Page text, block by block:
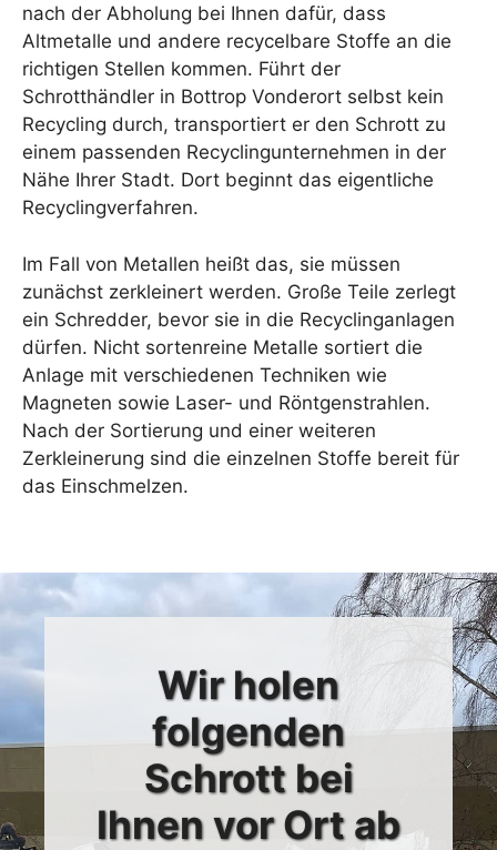
nach der Abholung bei Ihnen dafür, dass
Altmetalle und andere recycelbare Stoffe an die
richtigen Stellen kommen. Führt der
Schrotthändler in Bottrop Vonderort selbst kein
Recycling durch, transportiert er den Schrott zu
einem passenden Recyclingunternehmen in der
Nähe Ihrer Stadt. Dort beginnt das eigentliche
Recyclingverfahren.
Im Fall von Metallen heißt das, sie müssen
zunächst zerkleinert werden. Große Teile zerlegt
ein Schredder, bevor sie in die Recyclinganlagen
dürfen. Nicht sortenreine Metalle sortiert die
Anlage mit verschiedenen Techniken wie
Magneten sowie Laser- und Röntgenstrahlen.
Nach der Sortierung und einer weiteren
Zerkleinerung sind die einzelnen Stoffe bereit für
das Einschmelzen.
Wir holen
folgenden
Schrott bei
Ihnen vor Ort ab